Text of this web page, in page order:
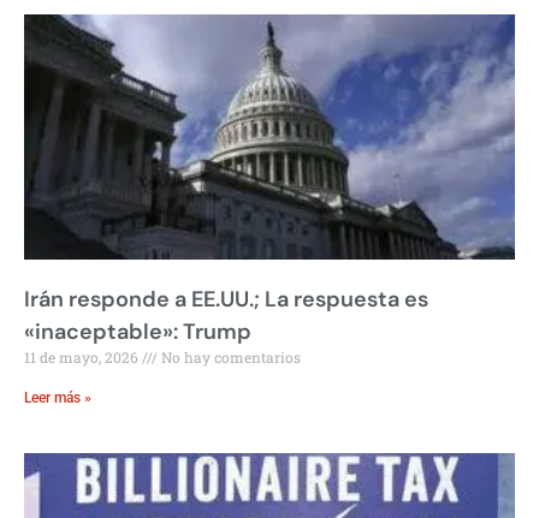
Irán responde a EE.UU.; La respuesta es
«inaceptable»: Trump
11 de mayo, 2026 No hay comentarios
Leer más »